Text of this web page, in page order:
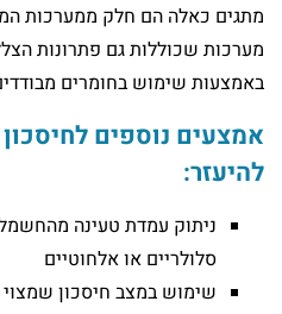
מתגים כאלה הם חלק ממערכות
מערכות שכוללות גם פתרונות
באמצעות שימוש בחומרים
אמצעים נוספים
להיעזר:
ניתוק עמדת טעינה
סלולריים או אלחוטיים
שימוש במצב חיסכון שמצוי